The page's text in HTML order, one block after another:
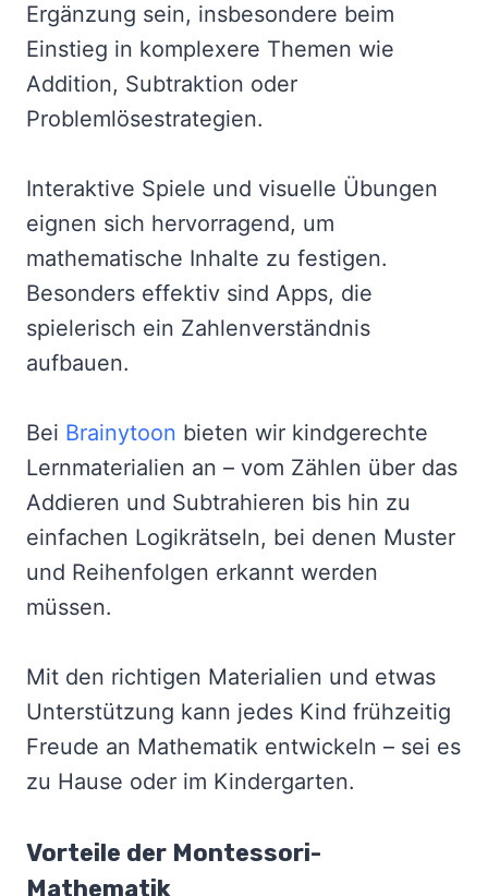
Ergänzung sein, insbesondere beim
Einstieg in komplexere Themen wie
Addition, Subtraktion oder
Problemlösestrategien.
Interaktive Spiele und visuelle Übungen
eignen sich hervorragend, um
mathematische Inhalte zu festigen.
Besonders effektiv sind Apps, die
spielerisch ein Zahlenverständnis
aufbauen.
Bei Brainytoon bieten wir kindgerechte
Lernmaterialien an – vom Zählen über das
Addieren und Subtrahieren bis hin zu
einfachen Logikrätseln, bei denen Muster
und Reihenfolgen erkannt werden
müssen.
Mit den richtigen Materialien und etwas
Unterstützung kann jedes Kind frühzeitig
Freude an Mathematik entwickeln – sei es
zu Hause oder im Kindergarten.
Vorteile der Montessori-
Mathematik